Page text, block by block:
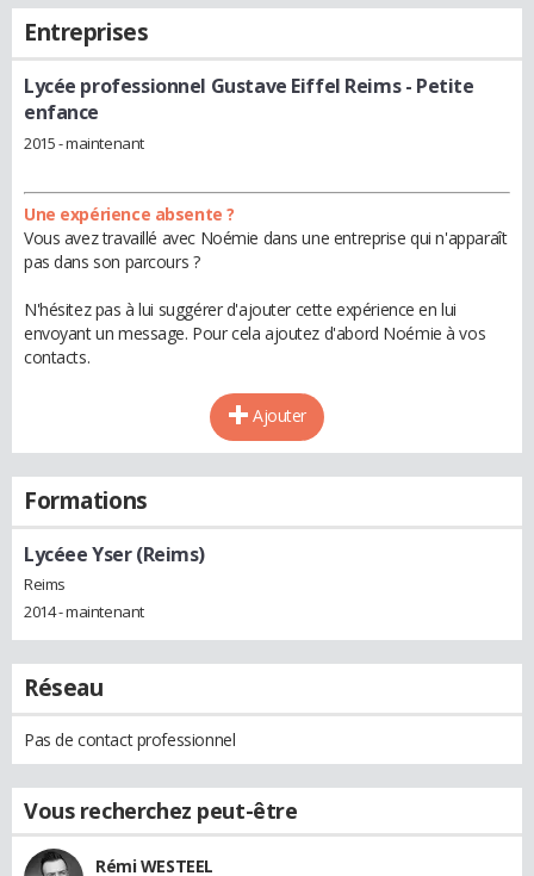
Entreprises
Lycée professionnel Gustave Eiffel Reims- Petite
enfance
2015 - maintenant
Une expérience absente ?
Vous avez travaillé avec Noémie dans une entreprise qui n'apparaît
pas dans son parcours ?
N'hésitez pas à lui suggérer d'ajouter cette expérience en lui
envoyant un message. Pour cela ajoutez d'abord Noémie à vos
contacts.
Ajouter
Formations
Lycéee Yser (Reims)
Reims
2014 - maintenant
Réseau
Pas de contact professionnel
Vous recherchez peut-être
Rémi WESTEEL